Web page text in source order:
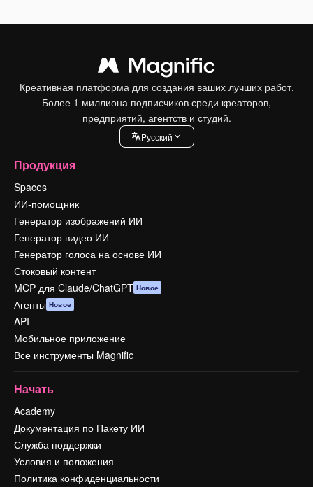
Креативная платформа для создания ваших лучших работ.
Более 1 миллиона подписчиков среди креаторов,
предприятий, агентств и студий.
Pусский
Продукция
Spaces
ИИ-помощник
Генератор изображений ИИ
Генератор видео ИИ
Генератор голоса на основе ИИ
Стоковый контент
MCP для Claude/ChatGPT Новое
Агенты Новое
API
Мобильное приложение
Все инструменты Magnific
Начать
Academy
Документация по Пакету ИИ
Служба поддержки
Условия и положения
Политика конфиденциальности